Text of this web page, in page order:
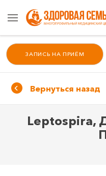
ЗАПИСЬ НА ПРИЁМ
Вернуться назад
Leptospira,